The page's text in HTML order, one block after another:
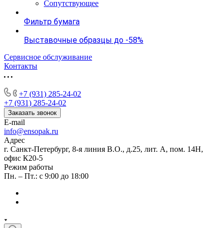
Сопутствующее
Фильтр бумага
Выставочные образцы до -58%
Сервисное обслуживание
Контакты
+7 (931) 285-24-02
+7 (931) 285-24-02
Заказать звонок
E-mail
info@ensopak.ru
Адрес
г. Санкт-Петербург, 8-я линия В.О., д.25, лит. А, пом. 14Н,
офис К20-5
Режим работы
Пн. – Пт.: с 9:00 до 18:00